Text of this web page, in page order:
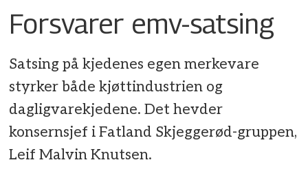
Forsvarer emv-satsing
Satsing på kjedenes egen merkevare
styrker både kjøttindustrien og
dagligvarekjedene. Det hevder
konsernsjef i Fatland Skjeggerød-gruppen,
Leif Malvin Knutsen.